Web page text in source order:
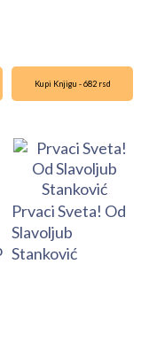
Kupi Knjigu - 682 rsd
Prvaci Sveta! Od
Slavoljub
Stanković